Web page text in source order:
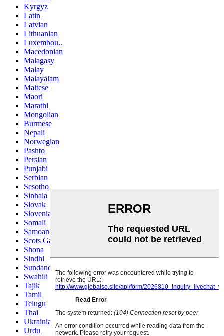
Kyrgyz
Latin
Latvian
Lithuanian
Luxembou..
Macedonian
Malagasy
Malay
Malayalam
Maltese
Maori
Marathi
Mongolian
Burmese
Nepali
Norwegian
Pashto
Persian
Punjabi
Serbian
Sesotho
Sinhala
Slovak
Slovenian
Somali
Samoan
Scots Gaelic
Shona
Sindhi
Sundanese
Swahili
Tajik
Tamil
Telugu
Thai
Ukrainian
Urdu